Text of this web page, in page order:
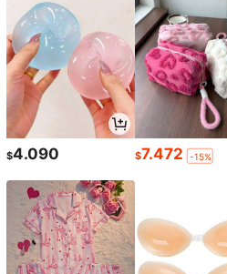
$4.090 $7.472 -15%